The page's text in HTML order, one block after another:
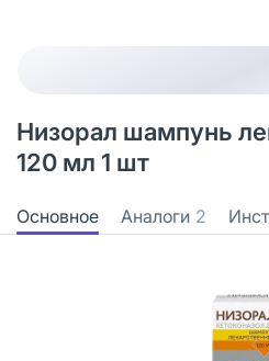
Низорал шампунь
120 мл 1 шт
Основное Аналоги 2